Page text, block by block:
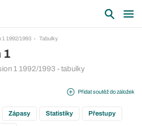
1 1992/1993 Tabulky
1
1 1992/1993 - tabulky
Přidat soutěž do záložek
Zápasy Statistiky Přestupy